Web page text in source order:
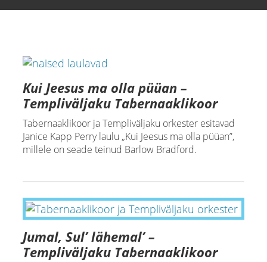
Kui Jeesus ma olla püüan –
Templiväljaku Tabernaaklikoor
Tabernaaklikoor ja Templiväljaku orkester esitavad
Janice Kapp Perry laulu „Kui Jeesus ma olla püüan”,
millele on seade teinud Barlow Bradford.
Jumal, Sul’ lähemal’ –
Templiväljaku Tabernaaklikoor